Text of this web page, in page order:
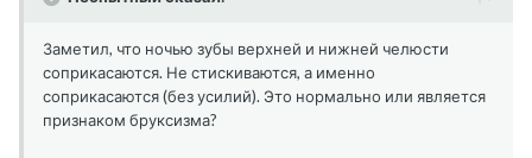
Заметил, что ночью зубы верхней и нижней челюсти
соприкасаются. Не стискиваются, а именно
соприкасаются (без усилий). Это нормально или является
признаком бруксизма?